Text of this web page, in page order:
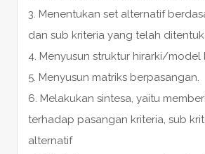
3. Menentukan set alternatif
dan sub kriteria yang telah
4. Menyusun struktur hirarki/model
5. Menyusun matriks berpasangan.
6. Melakukan sintesa, yaitu
terhadap pasangan kriteria, sub
alternatif